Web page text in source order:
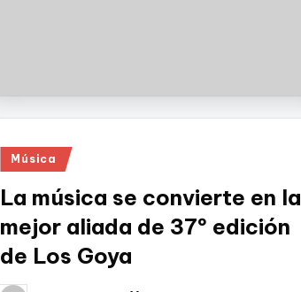
Publicado
Música
La música se convierte en la
mejor aliada de 37º edición
de Los Goya